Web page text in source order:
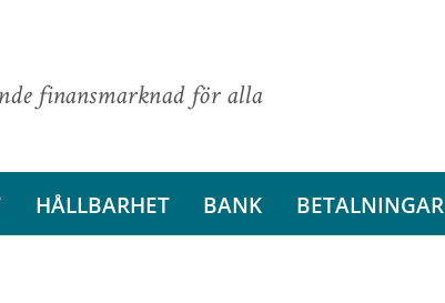
finansmarknad för alla
HÅLLBARHET BANK BETALNINGAR